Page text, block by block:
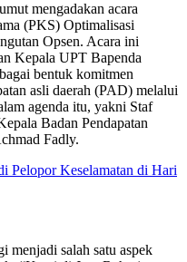
mengadakan acara
(PKS) Optimalisasi
Opsen. Acara ini
Kepala UPT Bapenda
bentuk komitmen
asli daerah (PAD) melalui
agenda itu, yakni Staf
Badan Pendapatan
Fadly.
Pelopor Keselamatan di Hari
menjadi salah satu aspek